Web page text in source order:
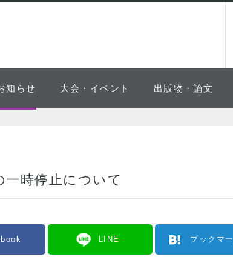
知らせ 大会・イベント 出版物・論文
一時停止について
LINE ブックマ